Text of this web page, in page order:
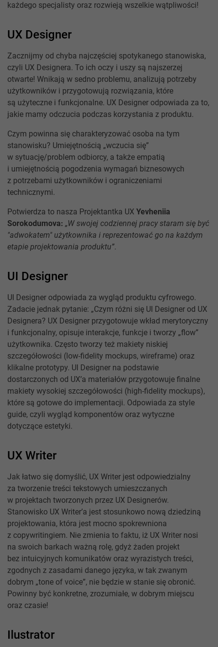
każdego specjalisty oraz rozwieją wszelkie wątpliwości!
UX Designer
Zacznijmy od chyba najczęściej spotykanego stanowiska,
czyli UX Designera. To ich oczy i uszy są najszerzej
otwarte! Wnikają w sedno problemu, analizują potrzeby
użytkowników i przygotowują rozwiązania, które
są użyteczne i funkcjonalne. UX Designer odpowiada za to,
jakie mamy odczucia podczas korzystania z produktu.
Czym powinna się charakteryzować osoba na tym
stanowisku? Umiejętnością „wczucia się”
w sytuację/problem odbiorcy, a także empatią
i umiejętnością pogodzenia wymagań biznesowych
z potrzebami użytkowników i ograniczeniami
technicznymi.
Potwierdza to nasza Projektantka UX Yevheniia
Sorokodumova: „W swojej codziennej pracy staram się być
"adwokatem" użytkownika i reprezentować go na każdym
etapie projektowania produktu”.
UI Designer
UI Designer odpowiada za wygląd produktu cyfrowego.
Zadacie jednak pytanie: „Czym różni się UI Designer od UX
Designera? UX Designer przygotowuje wkład merytoryczny
i funkcjonalny, opisuje interakcje, funkcje i tworzy „flow”
użytkownika. Często tworzy też makiety niskiej
szczegółowości (low-fidelity mockups, wireframe) oraz
klikalne prototypy. UI Designer na podstawie
dostarczonych od UX’a materiałów przygotowuje finalne
makiety wysokiej szczegółowości (high-fidelity mockups),
które są gotowe do implementacji. Odpowiada za style
guide, czyli wygląd komponentów oraz wytyczne
dotyczące estetyki.
UX Writer
Jak łatwo się domyślić, UX Writer jest odpowiedzialny
za tworzenie treści tekstowych umieszczanych
w projektach tworzonych przez UX Designerów.
Stanowisko UX Writer’a jest stosunkowo nową dziedziną
projektowania, która jest mocno spokrewniona
z copywritingiem. Nie zmienia to faktu, iż UX Writer nosi
na swoich barkach ważną rolę, gdyż żaden projekt
bez intuicyjnych komunikatów oraz wyrazistych treści,
zgodnych z zasadami danego języka, w tak zwanym
dobrym „tone of voice”, nie będzie w stanie się obronić.
Powinny być konkretne, zrozumiałe, w dobrym miejscu
oraz czasie!
Ilustrator